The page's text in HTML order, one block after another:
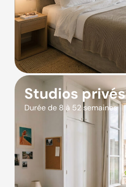
Studios privés
Durée de 8 à 52 semaines